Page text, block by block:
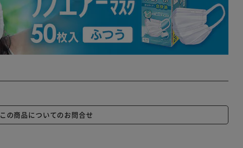
この商品についてのお問合せ